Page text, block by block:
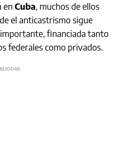
en Cuba, muchos de ellos
el anticastrismo sigue
financiada tanto
federales como privados.